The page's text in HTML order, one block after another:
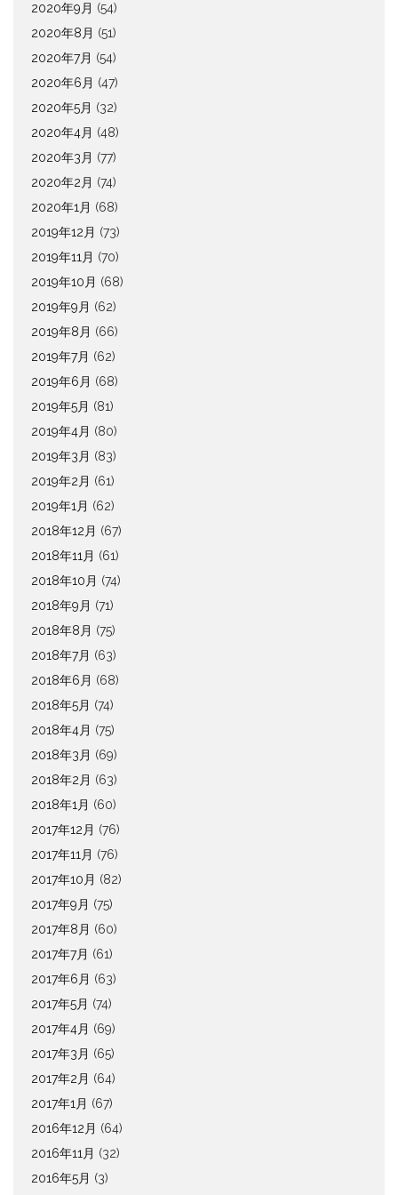
2020年9月 (54)
2020年8月 (51)
2020年7月 (54)
2020年6月 (47)
2020年5月 (32)
2020年4月 (48)
2020年3月 (77)
2020年2月 (74)
2020年1月 (68)
2019年12月 (73)
2019年11月 (70)
2019年10月 (68)
2019年9月 (62)
2019年8月 (66)
2019年7月 (62)
2019年6月 (68)
2019年5月 (81)
2019年4月 (80)
2019年3月 (83)
2019年2月 (61)
2019年1月 (62)
2018年12月 (67)
2018年11月 (61)
2018年10月 (74)
2018年9月 (71)
2018年8月 (75)
2018年7月 (63)
2018年6月 (68)
2018年5月 (74)
2018年4月 (75)
2018年3月 (69)
2018年2月 (63)
2018年1月 (60)
2017年12月 (76)
2017年11月 (76)
2017年10月 (82)
2017年9月 (75)
2017年8月 (60)
2017年7月 (61)
2017年6月 (63)
2017年5月 (74)
2017年4月 (69)
2017年3月 (65)
2017年2月 (64)
2017年1月 (67)
2016年12月 (64)
2016年11月 (32)
2016年5月 (3)